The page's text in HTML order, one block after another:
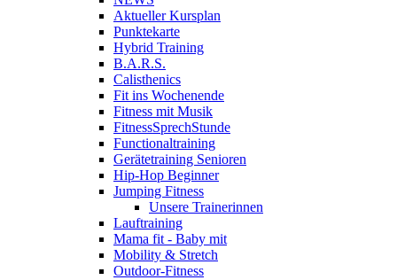
Aktueller Kursplan
Punktekarte
Hybrid Training
B.A.R.S.
Calisthenics
Fit ins Wochenende
Fitness mit Musik
FitnessSprechStunde
Functionaltraining
Gerätetraining Senioren
Hip-Hop Beginner
Jumping Fitness
Unsere Trainerinnen
Lauftraining
Mama fit - Baby mit
Mobility & Stretch
Outdoor-Fitness